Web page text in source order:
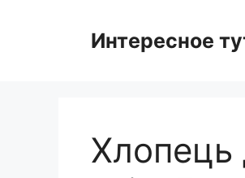
Интересное
Хлопець